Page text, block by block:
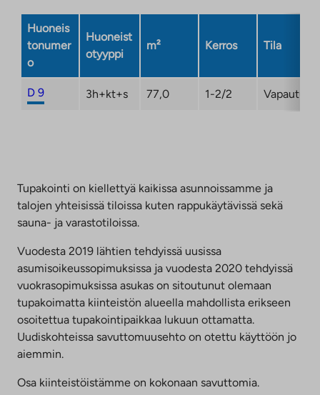
Huoneis
tonumer
o
Huoneist
otyyppi
m² Kerros Tila
D 9 3h+kt+s 77,0 1-2/2
Tupakointi on kiellettyä kaikissa asunnoissamme ja
talojen yhteisissä tiloissa kuten rappukäytävissä sekä
sauna- ja varastotiloissa.
Vuodesta 2019 lähtien tehdyissä uusissa
asumisoikeussopimuksissa ja vuodesta 2020 tehdyissä
vuokrasopimuksissa asukas on sitoutunut olemaan
tupakoimatta kiinteistön alueella mahdollista erikseen
osoitettua tupakointipaikkaa lukuun ottamatta.
Uudiskohteissa savuttomuusehto on otettu käyttöön jo
aiemmin.
Osa kiinteistöistämme on kokonaan savuttomia.